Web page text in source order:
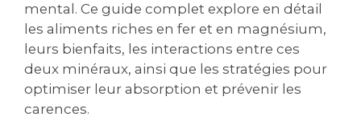
mental. Ce guide complet explore en détail
les aliments riches en fer et en magnésium‚
leurs bienfaits‚ les interactions entre ces
deux minéraux‚ ainsi que les stratégies pour
optimiser leur absorption et prévenir les
carences.